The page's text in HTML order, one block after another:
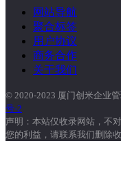
网站导航
聚合标签
用户协议
商务合作
关于我们
© 2020-2023 厦门创米企业
号-2
声明：本站仅收录网站，不
您的利益，请联系我们删除